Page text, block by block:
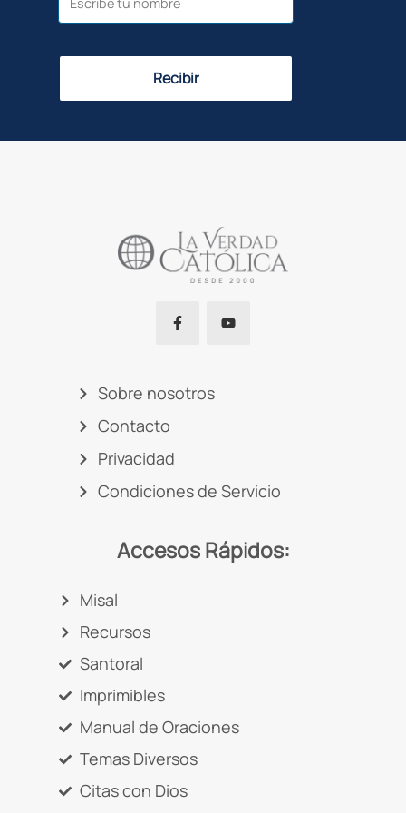
Recibir
Sobre nosotros
Contacto
Privacidad
Condiciones de Servicio
Accesos Rápidos:
Misal
Recursos
Santoral
Imprimibles
Manual de Oraciones
Temas Diversos
Citas con Dios